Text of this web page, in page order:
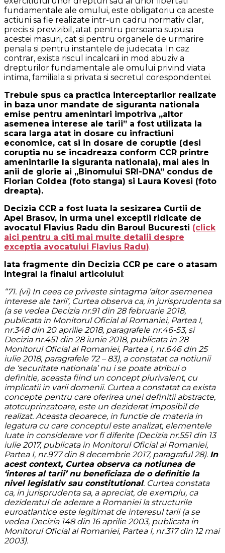
fundamentale ale omului, este obligatoriu ca aceste
actiuni sa fie realizate intr-un cadru normativ clar,
precis si previzibil, atat pentru persoana supusa
acestei masuri, cat si pentru organele de urmarire
penala si pentru instantele de judecata. In caz
contrar, exista riscul incalcarii in mod abuziv a
drepturilor fundamentale ale omului privind viata
intima, familiala si privata si secretul corespondentei.
Trebuie spus ca practica interceptarilor realizate
in baza unor mandate de siguranta nationala
emise pentru amenintari impotriva „altor
asemenea interese ale tarii” a fost utilizata la
scara larga atat in dosare cu infractiuni
economice, cat si in dosare de coruptie (desi
coruptia nu se incadreaza conform CCR printre
amenintarile la siguranta nationala), mai ales in
anii de glorie ai „Binomului SRI-DNA” condus de
Florian Coldea (foto stanga) si Laura Kovesi (foto
dreapta).
Decizia CCR a fost luata la sesizarea Curtii de
Apel Brasov, in urma unei exceptii ridicate de
avocatul Flavius Radu din Baroul Bucuresti (click
aici pentru a citi mai multe detalii despre
exceptia avocatului Flavius Radu).
Iata fragmente din Decizia CCR pe care o atasam
integral la finalul articolului:
“71. (vi) In ceea ce priveste sintagma ‘altor asemenea
interese ale tarii’, Curtea observa ca, in jurisprudenta sa
(a se vedea Decizia nr.91 din 28 februarie 2018,
publicata in Monitorul Oficial al Romaniei, Partea I,
nr.348 din 20 aprilie 2018, paragrafele nr.46-53, si
Decizia nr.451 din 28 iunie 2018, publicata in 28
Monitorul Oficial al Romaniei, Partea I, nr.646 din 25
iulie 2018, paragrafele 72 – 83), a constatat ca notiunii
de ‘securitate nationala’ nu i se poate atribui o
definitie, aceasta fiind un concept plurivalent, cu
implicatii in varii domenii. Curtea a constatat ca exista
concepte pentru care oferirea unei definitii abstracte,
atotcuprinzatoare, este un deziderat imposibil de
realizat. Aceasta deoarece, in functie de materia in
legatura cu care conceptul este analizat, elementele
luate in considerare vor fi diferite (Decizia nr.551 din 13
iulie 2017, publicata in Monitorul Oficial al Romaniei,
Partea I, nr.977 din 8 decembrie 2017, paragraful 28). In
acest context, Curtea observa ca notiunea de
‘interes al tarii’ nu beneficiaza de o definitie la
nivel legislativ sau constitutional. Curtea constata
ca, in jurisprudenta sa, a apreciat, de exemplu, ca
dezideratul de aderare a Romaniei la structurile
euroatlantice este legitimat de interesul tarii (a se
vedea Decizia 148 din 16 aprilie 2003, publicata in
Monitorul Oficial al Romaniei, Partea I, nr.317 din 12 mai
2003).